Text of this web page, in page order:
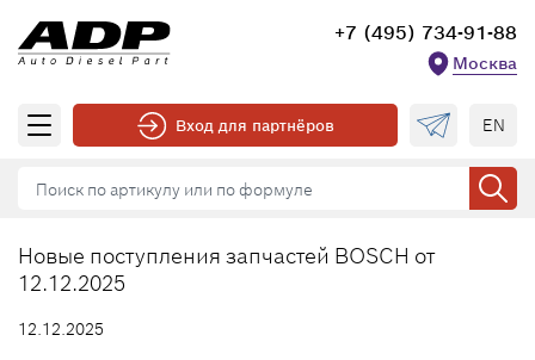
+7 (495) 734-91-88
Москва
Вход для партнёров EN
Новые поступления запчастей BOSCH от
12.12.2025
12.12.2025